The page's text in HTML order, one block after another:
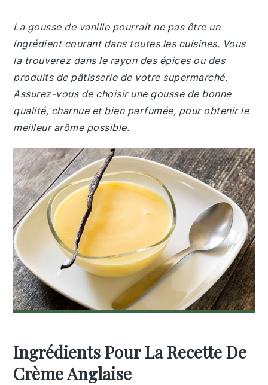
La gousse de vanille pourrait ne pas être un
ingrédient courant dans toutes les cuisines. Vous
la trouverez dans le rayon des épices ou des
produits de pâtisserie de votre supermarché.
Assurez-vous de choisir une gousse de bonne
qualité, charnue et bien parfumée, pour obtenir le
meilleur arôme possible.
Ingrédients Pour La Recette De
Crème Anglaise